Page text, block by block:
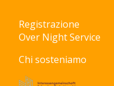
Registrazione
Over Night Service
Chi sosteniamo